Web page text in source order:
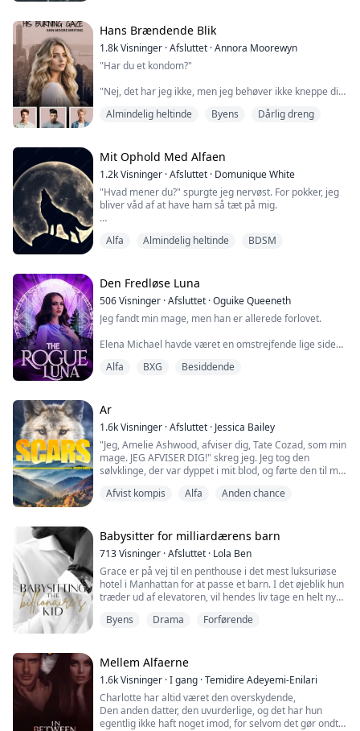
Forældreløs og uden et sted at kalde hjem var Willows
eneste chance for lykke at komme på universitetet. Da
hendes stipendium ...
Hans Brændende Blik
1.8kVisninger ·Afsluttet ·Annora Moorewyn
"Har du et kondom?"
"Nej, det har jeg ikke, men jeg behøver ikke kneppe dig
stiger op til min hals.
"Prøv ikke at lave nogen lyd," han gled sin hånd under
elastikken på mine leggings.
Leah er en 25-årig, der blev adopteret. Efter
skilsmissen blev hun involveret med...
Almindelig heltinde Byens Dårlig dreng
Mit Ophold Med Alfaen
1.2kVisninger ·Afsluttet · Domunique White
"Hvad mener du?" spurgte jeg nervøst. For pokker, jeg
bliver våd af at have ham så tæt på mig.
begynder at kysse og slikke mig.
Hans tunge når min hals, og jeg skælver. Jeg blev endnu
vådere, end jeg allerede var.
Min krop blev varm, min sund...
Alfa Almindelig heltinde BDSM
Den Fredløse Luna
506Visninger ·Afsluttet ·Oguike Queeneth
Jeg fandt min mage, men han er allerede forlovet.
Elena Michael havde været en omstrejfende lige siden
hendes flok, fordi hun besad Alfa-genet, da hun var ti år
finde hende.
Alt ændrede sig, da hun blev fanget af en naboflok,
mens hun flygted...
Alfa BXG Besiddende
Ar
1.6kVisninger ·Afsluttet · Jessica Bailey
"Jeg, Amelie Ashwood, afviser dig, Tate Cozad, som min
mage. JEG AFVISER DIG!" skreg jeg. Jeg tog den
sølvklinge, der var dyppet i mit blod, og førte den til mit
Amelie ønskede kun at leve et simpelt liv væk fra
år sammen viste hendes mage sig ikke at være den
mand, han udgav sig f...
Afvist kompis Alfa Anden chance
Babysitter for milliardærens barn
713Visninger ·Afsluttet · Lola Ben
Grace er på vej til en penthouse i det mest luksuriøse
hotel i Manhattan for at passe et barn. I det øjeblik hun
træder ud af elevatoren, vil hendes liv tage en helt ny
femårig, udstråler en stolt melankoli, er svær at nærme
møde.
Vil Gra...
Byens Drama Forførende
Mellem Alfaerne
1.6kVisninger ·I gang ·Temidire Adeyemi-Enilari
Charlotte har altid været den overskydende,
Den anden datter, den uvurderlige, og det har hun
egentlig ikke haft noget imod, for selvom det gør ondt,